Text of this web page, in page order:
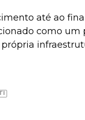
até ao
como